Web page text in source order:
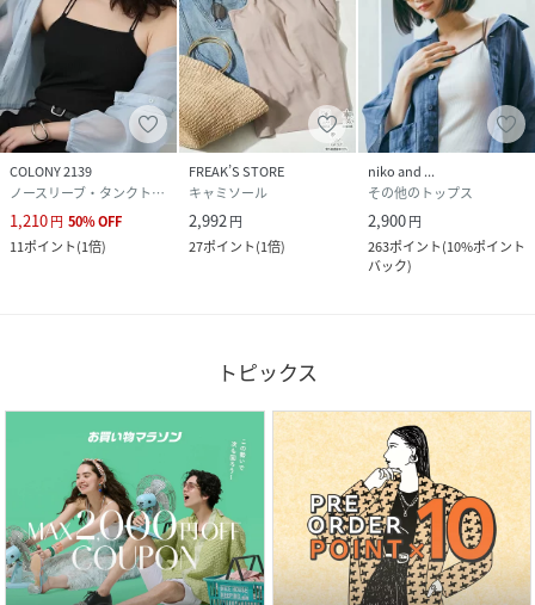
COLONY 2139
ノースリーブ・タンクトップ
1,210円 50%OFF
11ポイント(1倍)
FREAK’S STORE
キャミソール
2,992 円
27ポイント(1倍)
niko and ...
その他のトップス
2,900円
263ポイント(10%ポイント
バック)
トピックス